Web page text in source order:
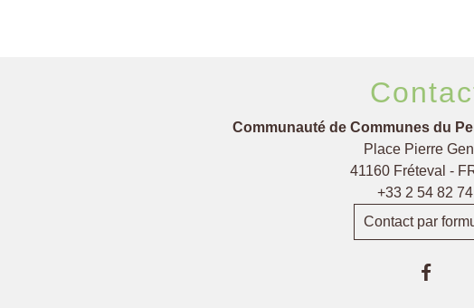
Communauté de Communes du
Place Pierre
41160 Fréteval -
+33 2 54 82
Contact par